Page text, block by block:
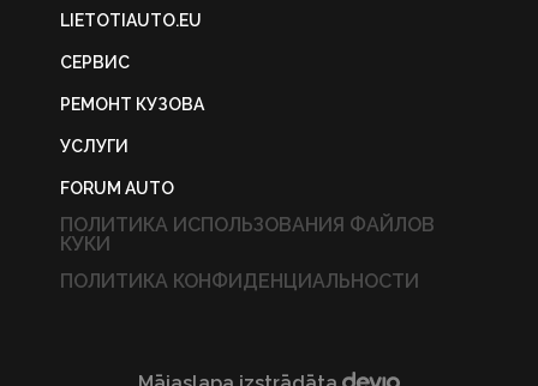
LIETOTIAUTO.EU
СЕРВИС
РЕМОНТ КУЗОВА
УСЛУГИ
FORUM AUTO
ПОЛИТИКА ИСПОЛЬЗОВАНИЯ ФАЙЛОВ
КУКИ
ПОЛИТИКА КОНФИДЕНЦИАЛЬНОСТИ